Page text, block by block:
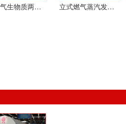
燃油气生物质两用蒸汽 立式燃气蒸汽发生器